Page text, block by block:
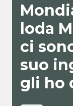
loda
ci
suo
gli ho